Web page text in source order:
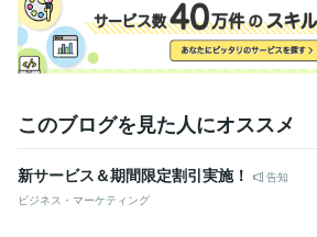
このブログを見た人にオススメ
新サービス＆期間限定割引実施！
告知
ビジネス・マーケティング